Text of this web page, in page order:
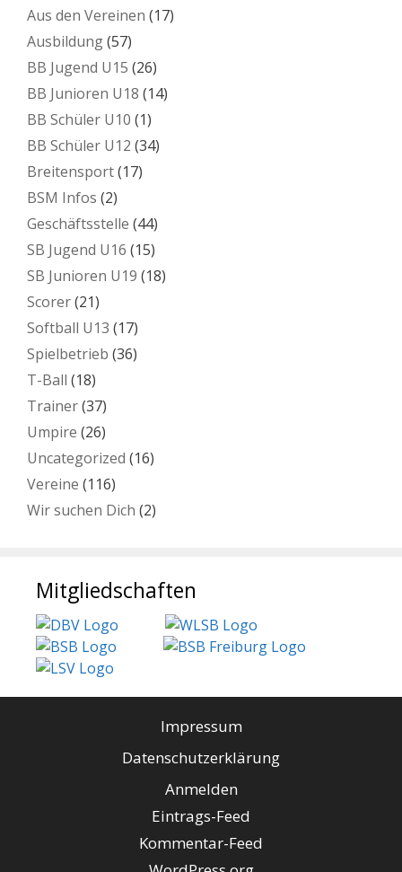
Aus den Vereinen (17)
Ausbildung(57)
BB Jugend U15 (26)
BB Junioren U18 (14)
BB Schüler U10 (1)
BB Schüler U12 (34)
Breitensport(17)
BSM Infos (2)
Geschäftsstelle (44)
SB Jugend U16 (15)
SB Junioren U19 (18)
Scorer(21)
Softball U13 (17)
Spielbetrieb (36)
T-Ball (18)
Trainer(37)
Umpire (26)
Uncategorized (16)
Vereine (116)
Wir suchen Dich (2)
Mitgliedschaften
Impressum
Datenschutzerklärung
Anmelden
Eintrags-Feed
Kommentar-Feed